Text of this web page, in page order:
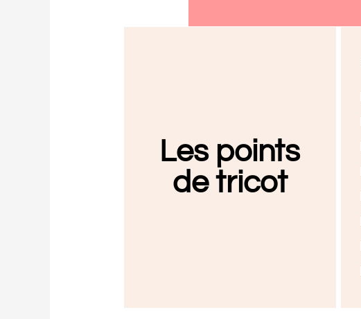
Les points
de tricot